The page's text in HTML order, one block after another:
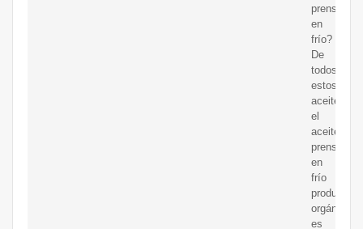
prensados
en
frío?
De
todos
estos
aceites,
el
aceite
prensado
en
frío
producido
es